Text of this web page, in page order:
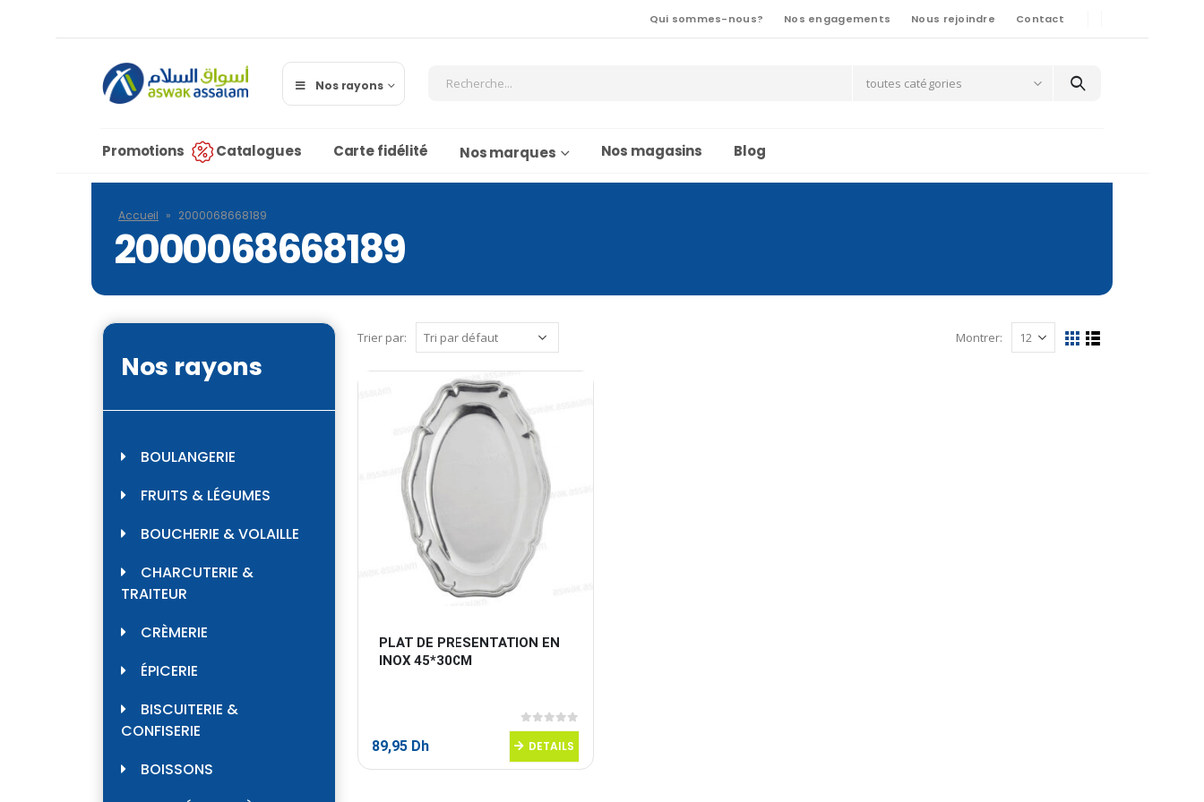
Qui sommes-nous? Nos engagements Nous rejoindre Contact
Nos rayons toutes catégories
Promotions Catalogues Carte fidélité Nos marques Nos magasins Blog
Accueil » 2000068668189
2000068668189
Trier par: Montrer:
PLAT DE PRESENTATION EN
INOX 45*30CM
0sur 5
89,95 Dh DETAILS
Nos rayons
BOULANGERIE
FRUITS & LÉGUMES
BOUCHERIE & VOLAILLE
CHARCUTERIE &
TRAITEUR
CRÈMERIE
ÉPICERIE
BISCUITERIE &
CONFISERIE
BOISSONS